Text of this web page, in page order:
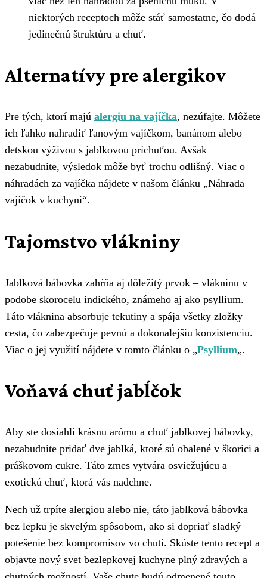
niektorých receptoch môže stáť samostatne, čo dodá
jedinečnú štruktúru a chuť.
Alternatívy pre alergikov
Pre tých, ktorí majú alergiu na vajíčka, nezúfajte. Môžete
ich ľahko nahradiť ľanovým vajíčkom, banánom alebo
detskou výživou s jablkovou príchuťou. Avšak
nezabudnite, výsledok môže byť trochu odlišný. Viac o
náhradách za vajíčka nájdete v našom článku „Náhrada
vajíčok v kuchyni“.
Tajomstvo vlákniny
Jablková bábovka zahŕňa aj dôležitý prvok – vlákninu v
podobe skorocelu indického, známeho aj ako psyllium.
Táto vláknina absorbuje tekutiny a spája všetky zložky
cesta, čo zabezpečuje pevnú a dokonalejšiu konzistenciu.
Viac o jej využití nájdete v tomto článku o „Psyllium„.
Voňavá chuť jabĺčok
Aby ste dosiahli krásnu arómu a chuť jablkovej bábovky,
nezabudnite pridať dve jablká, ktoré sú obalené v škorici a
práškovom cukre. Táto zmes vytvára osviežujúcu a
exotickú chuť, ktorá vás nadchne.
Nech už trpíte alergiou alebo nie, táto jablková bábovka
bez lepku je skvelým spôsobom, ako si dopriať sladký
potešenie bez kompromisov vo chuti. Skúste tento recept a
objavte nový svet bezlepkovej kuchyne plný zdravých a